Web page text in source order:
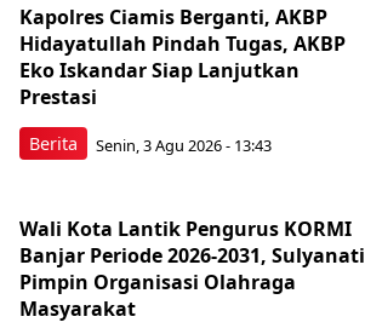
Berita
Kapolres Ciamis Berganti, AKBP
Hidayatullah Pindah Tugas, AKBP
Eko Iskandar Siap Lanjutkan
Prestasi
Senin, 3 Agu 2026 - 13:43
Wali Kota Lantik Pengurus KORMI
Banjar Periode 2026-2031, Sulyanati
Pimpin Organisasi Olahraga
Masyarakat